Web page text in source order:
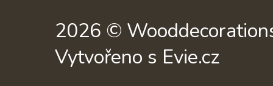
2026 ©
Vytvořeno s Evie.cz